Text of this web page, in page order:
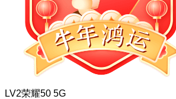
LV2荣耀50 5G